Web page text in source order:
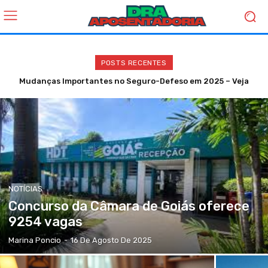
POSTS RECENTES
Mudanças Importantes no Seguro-Defeso em 2025 – Veja
Justiça bloqueia Hytalo Santos nas redes sociais
NOTÍCIAS
Concurso da Câmara de Goiás oferece
9254 vagas
Marina Poncio - 16 De Agosto De 2025